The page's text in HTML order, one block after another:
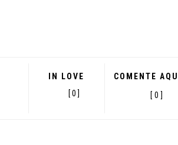
IN LOVE
[ 0 ]
COMENTE AQUI
[ 0 ]